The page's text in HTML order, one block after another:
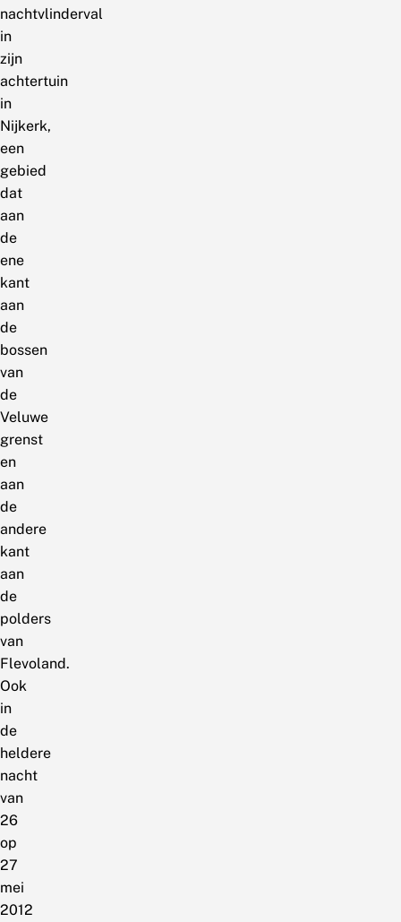
nachtvlinderval
in
zijn
achtertuin
in
Nijkerk,
een
gebied
dat
aan
de
ene
kant
aan
de
bossen
van
de
Veluwe
grenst
en
aan
de
andere
kant
aan
de
polders
van
Flevoland.
Ook
in
de
heldere
nacht
van
26
op
27
mei
2012